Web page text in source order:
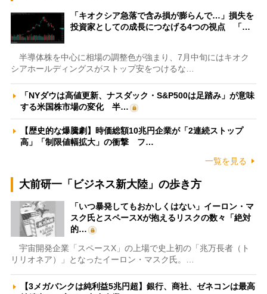
「キオクシア急落で含み損が膨らんで…」損失を
投資家としての成長につなげる4つの視点 「…
半導体株を中心に相場の調整色が強まり、7月中旬にはキオク
シアホールディングスがストップ安をつけるな…
「NYダウは高値更新、ナスダック・S&P500は足踏み」が意味
する米国株市場の変化 半…
【歴史的な爆騰劇】時価総額10兆円企業が「2連続ストップ
高」「制限値幅拡大」の衝撃 フ…
一覧を見る
大前研一「ビジネス新大陸」の歩き方
「いつ暴発してもおかしくはない」イーロン・マ
スク氏とスペースXが抱えるリスクの数々「絶対
的…
宇宙開発企業「スペースX」の上場で史上初の「兆万長者（ト
リリオネア）」となったイーロン・マスク氏。…
【3メガバンクは純利益5兆円超】銀行、商社、ゼネコンは最高